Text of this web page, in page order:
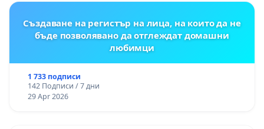
Създаване на регистър на лица, на които да не
бъде позволявано да отглеждат домашни
любимци
1 733 подписи
142 Подписи / 7 дни
29 Apr 2026